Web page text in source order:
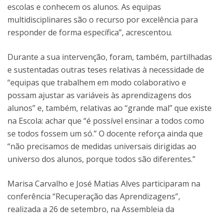
escolas e conhecem os alunos. As equipas
multidisciplinares são o recurso por excelência para
responder de forma específica”, acrescentou.
Durante a sua intervenção, foram, também, partilhadas
e sustentadas outras teses relativas à necessidade de
“equipas que trabalhem em modo colaborativo e
possam ajustar as variáveis às aprendizagens dos
alunos” e, também, relativas ao “grande mal” que existe
na Escola: achar que “é possível ensinar a todos como
se todos fossem um só.” O docente reforça ainda que
“não precisamos de medidas universais dirigidas ao
universo dos alunos, porque todos são diferentes.”
Marisa Carvalho e José Matias Alves participaram na
conferência “Recuperação das Aprendizagens”,
realizada a 26 de setembro, na Assembleia da